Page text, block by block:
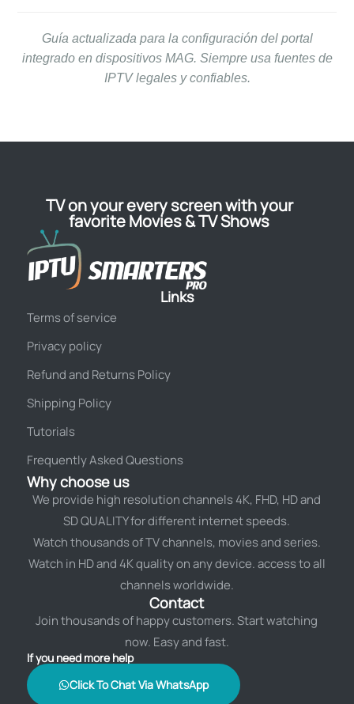
Guía actualizada para la configuración del portal
integrado en dispositivos MAG. Siempre usa fuentes de
IPTV legales y confiables.
TV on your every screen with your
favorite Movies & TV Shows
Links
Terms of service
Privacy policy
Refund and Returns Policy
Shipping Policy
Tutorials
Frequently Asked Questions
Why choose us
We provide high resolution channels 4K, FHD, HD and
SD QUALITY for different internet speeds.
Watch thousands of TV channels, movies and series.
Watch in HD and 4K quality on any device. access to all
channels worldwide.
Contact
Join thousands of happy customers. Start watching
now. Easy and fast.
If you need more help
Click To Chat Via WhatsApp